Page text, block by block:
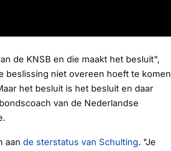
de KNSB en die maakt het besluit",
beslissing niet overeen hoeft te komen
het besluit is het besluit en daar
van de Nederlandse
aan de sterstatus van Schulting. "Je